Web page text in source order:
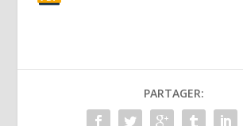
PARTAGER: